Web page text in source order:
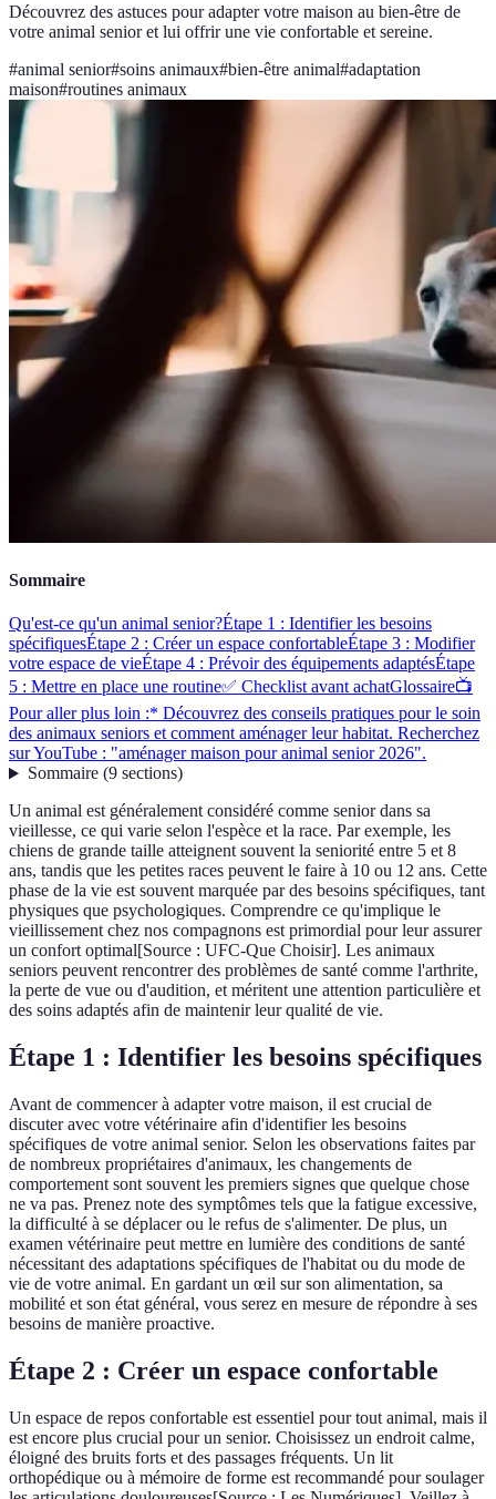
Découvrez des astuces pour adapter votre maison au bien-être de
votre animal senior et lui offrir une vie confortable et sereine.
#animal senior#soins animaux#bien-être animal#adaptation
maison#routines animaux
Sommaire
Qu'est-ce qu'un animal senior?Étape 1 : Identifier les besoins
spécifiquesÉtape 2 : Créer un espace confortableÉtape 3 : Modifier
votre espace de vieÉtape 4 : Prévoir des équipements adaptésÉtape
5 : Mettre en place une routine✅ Checklist avant achatGlossaire📺
Pour aller plus loin :* Découvrez des conseils pratiques pour le soin
des animaux seniors et comment aménager leur habitat. Recherchez
sur YouTube : "aménager maison pour animal senior 2026".
Sommaire(9 sections)
Un animal est généralement considéré comme senior dans sa
vieillesse, ce qui varie selon l'espèce et la race. Par exemple, les
chiens de grande taille atteignent souvent la seniorité entre 5 et 8
ans, tandis que les petites races peuvent le faire à 10 ou 12 ans. Cette
phase de la vie est souvent marquée par des besoins spécifiques, tant
physiques que psychologiques. Comprendre ce qu'implique le
vieillissement chez nos compagnons est primordial pour leur assurer
un confort optimal[Source : UFC-Que Choisir]. Les animaux
seniors peuvent rencontrer des problèmes de santé comme l'arthrite,
la perte de vue ou d'audition, et méritent une attention particulière et
des soins adaptés afin de maintenir leur qualité de vie.
Étape 1 : Identifier les besoins spécifiques
Avant de commencer à adapter votre maison, il est crucial de
discuter avec votre vétérinaire afin d'identifier les besoins
spécifiques de votre animal senior. Selon les observations faites par
de nombreux propriétaires d'animaux, les changements de
comportement sont souvent les premiers signes que quelque chose
ne va pas. Prenez note des symptômes tels que la fatigue excessive,
la difficulté à se déplacer ou le refus de s'alimenter. De plus, un
examen vétérinaire peut mettre en lumière des conditions de santé
nécessitant des adaptations spécifiques de l'habitat ou du mode de
vie de votre animal. En gardant un œil sur son alimentation, sa
mobilité et son état général, vous serez en mesure de répondre à ses
besoins de manière proactive.
Étape 2 : Créer un espace confortable
Un espace de repos confortable est essentiel pour tout animal, mais il
est encore plus crucial pour un senior. Choisissez un endroit calme,
éloigné des bruits forts et des passages fréquents. Un lit
orthopédique ou à mémoire de forme est recommandé pour soulager